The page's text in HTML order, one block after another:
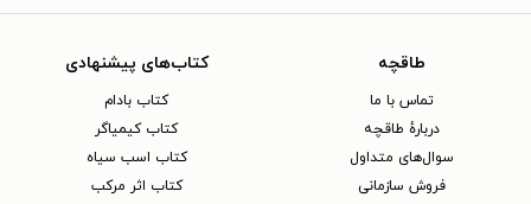
طاقچه
تماس با ما
دربارهٔ طاقچه
سوال‌های متداول
فروش سازمانی
کتاب‌های پیشنهادی
کتاب بادام
کتاب کیمیاگر
کتاب اسب سیاه
کتاب اثر مرکب